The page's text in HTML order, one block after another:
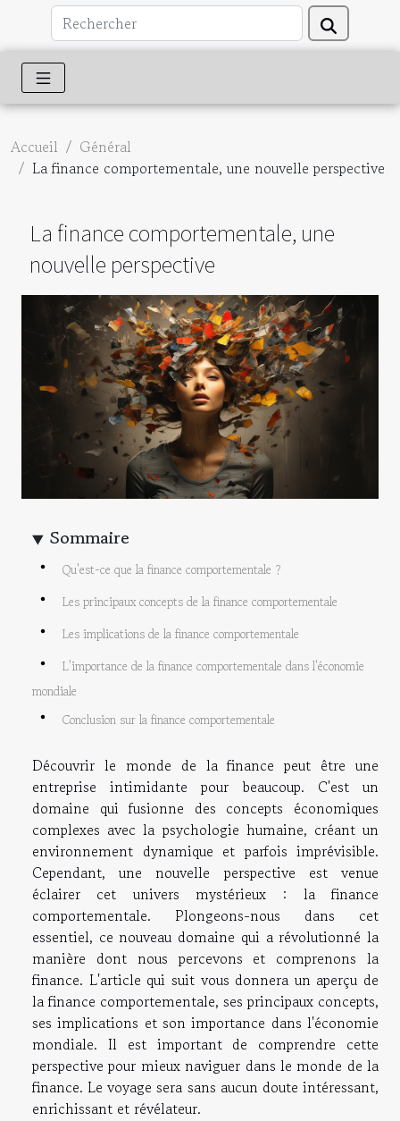
Accueil
Général
La finance comportementale, une nouvelle perspective
La finance comportementale, une
nouvelle perspective
Sommaire
Qu'est-ce que la finance comportementale ?
Les principaux concepts de la finance comportementale
Les implications de la finance comportementale
L'importance de la finance comportementale dans l'économie
mondiale
Conclusion sur la finance comportementale
Découvrir le monde de la finance peut être une
entreprise intimidante pour beaucoup. C'est un
domaine qui fusionne des concepts économiques
complexes avec la psychologie humaine, créant un
environnement dynamique et parfois imprévisible.
Cependant, une nouvelle perspective est venue
éclairer cet univers mystérieux : la finance
comportementale. Plongeons-nous dans cet
essentiel, ce nouveau domaine qui a révolutionné la
manière dont nous percevons et comprenons la
finance. L'article qui suit vous donnera un aperçu de
la finance comportementale, ses principaux concepts,
ses implications et son importance dans l'économie
mondiale. Il est important de comprendre cette
perspective pour mieux naviguer dans le monde de la
finance. Le voyage sera sans aucun doute intéressant,
enrichissant et révélateur.